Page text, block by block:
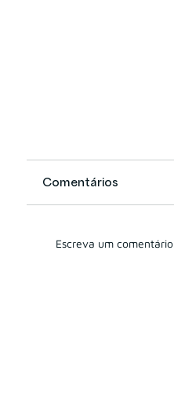
Comentários
Escreva um comentário